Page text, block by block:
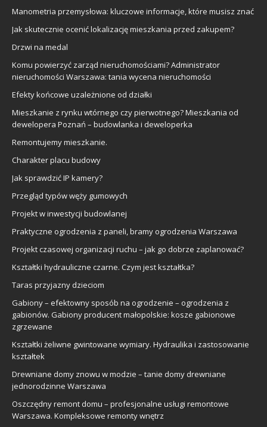
Manometria przemysłowa: kluczowe informacje, które musisz znać
Jak skutecznie ocenić lokalizację mieszkania przed zakupem?
Drzwi na medal
Komu powierzyć zarząd nieruchomościami? Administrator
nieruchomości Warszawa: tania wycena nieruchomości
Efekty końcowe uzależnione od działki
Mieszkanie z rynku wtórnego czy pierwotnego? Mieszkania od
dewelopera Poznań – budowlanka i deweloperka
Remontujemy mieszkanie.
Charakter placu budowy
Jak sprawdzić IP kamery?
Przegląd typów węży gumowych
Projekt w inwestycji budowlanej
Praktyczne ogrodzenia z paneli, bramy ogrodzenia Warszawa
Projekt czasowej organizacji ruchu – jak go dobrze zaplanować?
Kształtki hydrauliczne czarne. Czym jest kształtka?
Taras przyjazny dzieciom
Gabiony – efektowny sposób na ogrodzenie – ogrodzenia z
gabionów. Gabiony producent małopolskie: kosze gabionowe
zgrzewane
Kształtki żeliwne gwintowane wymiary. Hydraulika i zastosowanie
kształtek
Drewniane domy znowu w modzie – tanie domy drewniane
jednorodzinne Warszawa
Oszczędny remont domu – profesjonalne usługi remontowe
Warszawa. Kompleksowe remonty wnętrz